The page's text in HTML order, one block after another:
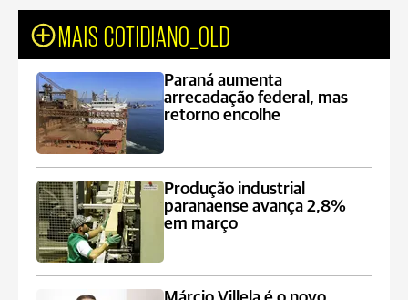
MAIS COTIDIANO_OLD
Paraná aumenta
arrecadação federal, mas
retorno encolhe
Produção industrial
paranaense avança 2,8%
em março